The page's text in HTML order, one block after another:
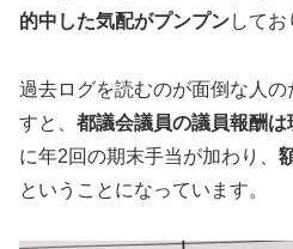
的中した気配がプンプンしてお
過去ログを読むのが面倒な人の
すと、 都議会議員の議員報酬は
に年2回の期末手当が加わり、
ということになっています。